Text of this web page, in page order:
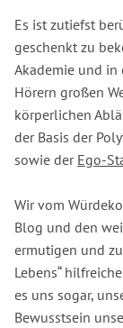
Es ist zutiefst
geschenkt zu
Akademie und
Hörern großen
körperlichen
der Basis der
sowie der Ego-
Wir vom
Blog und den
ermutigen und
Lebens“
es uns sogar,
Bewusstsein